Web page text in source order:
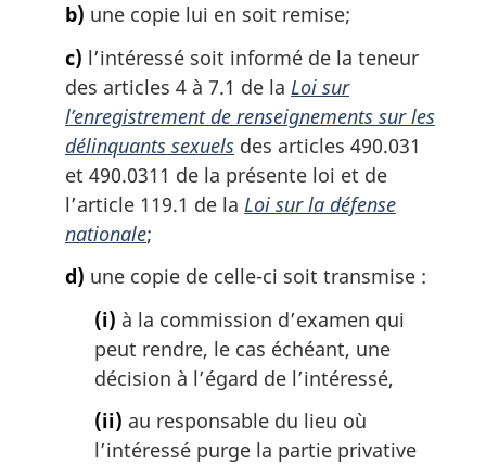
b) une copie lui en soit remise;
c) l’intéressé soit informé de la teneur
des articles 4 à 7.1 de la Loi sur
l’enregistrement de renseignements sur les
délinquants sexuels des articles 490.031
et 490.0311 de la présente loi et de
l’article 119.1 de la Loi sur la défense
nationale;
d) une copie de celle-ci soit transmise :
(i) à la commission d’examen qui
peut rendre, le cas échéant, une
décision à l’égard de l’intéressé,
(ii) au responsable du lieu où
l’intéressé purge la partie privative